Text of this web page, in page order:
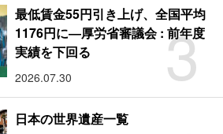
3
最低賃金55円引き上げ、全国平均
1176円に―厚労省審議会 : 前年度
実績を下回る
2026.07.30
日本の世界遺産一覧